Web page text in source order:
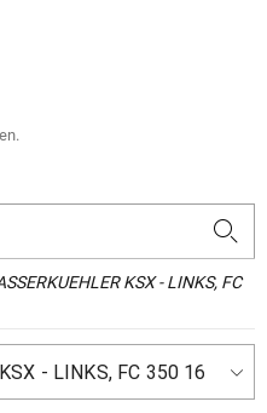
KSX - LINKS, FC